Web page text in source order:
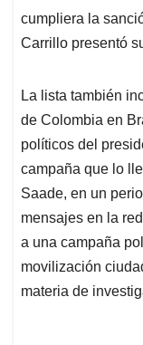
cumpliera la
Carrillo presentó
La lista también
de Colombia en
políticos del
campaña que lo
Saade, en un
mensajes en la
a una campaña
movilización
materia de